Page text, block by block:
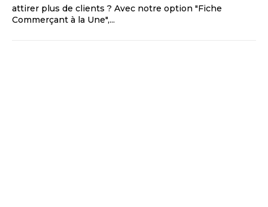
attirer plus de clients ? Avec notre option "Fiche
Commerçant à la Une",...